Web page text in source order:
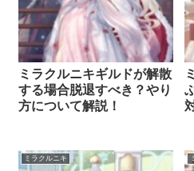
ミラクルニキギルドが解散
する場合脱退すべき？やり
方について解説！
ミラクルニキ